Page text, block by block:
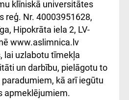
лікарні та співпраця з
Україною
klīniskā universitātes
reģ. Nr. 40003951628,
Hipokrāta iela 2, LV-
www.aslimnica.lv
lai uzlabotu tīmekļa
un darbību, pielāgotu to
kā arī iegūtu
apmeklējumiem.